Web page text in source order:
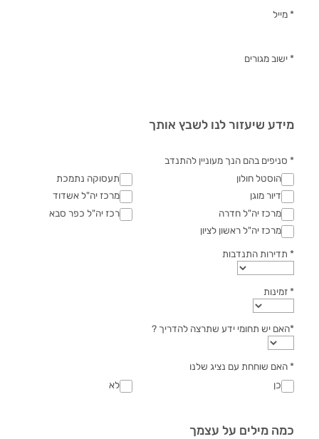
* מייל
* ישוב מגורים
מידע שיעזור לנו לשבץ אותך
* סניפים בהם הנך מעוניין להתנדב
הוסטל חולון
תעסוקה נתמכת
דיור מוגן
מרכז יה"ל אשדוד
מרכז יה"ל חדרה
רכז יה"ל כפר סבא
מרכז יה"ל ראשון לציון
* תדירות התנדבות
* זמינות
*האם יש תחומי ידע שתרצה להדריך ?
* האם שוחחת עם נציג שלנו
כן
לא
כמה מילים על עצמך